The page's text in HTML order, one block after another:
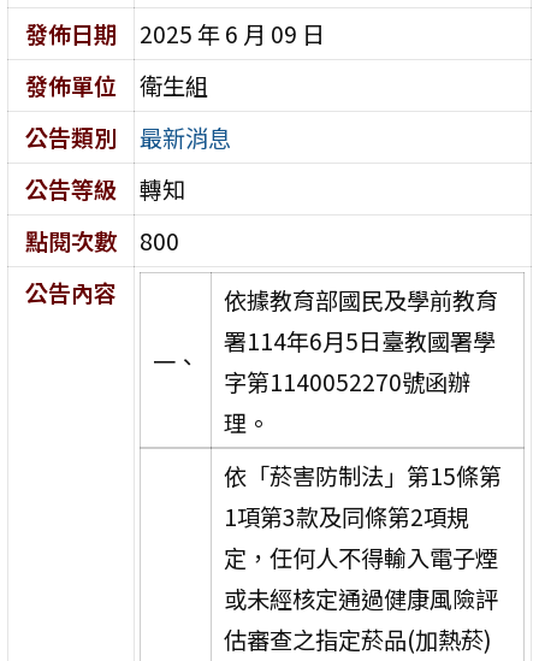
發佈日期
2025 年 6 月 09 日
發佈單位
衛生組
公告類別
最新消息
公告等級
轉知
點閱次數
800
公告內容
一、
依據教育部國民及學前教育
署114年6月5日臺教國署學
字第1140052270號函辦
理。
依「菸害防制法」第15條第
1項第3款及同條第2項規
定，任何人不得輸入電子煙
或未經核定通過健康風險評
估審查之指定菸品(加熱菸)